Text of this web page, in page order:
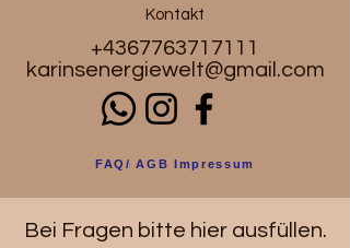
Kontakt
+4367763717111
karinsenergiewelt@gmail.com
FAQ/ AGB Impressum
Bei Fragen bitte hier ausfüllen.